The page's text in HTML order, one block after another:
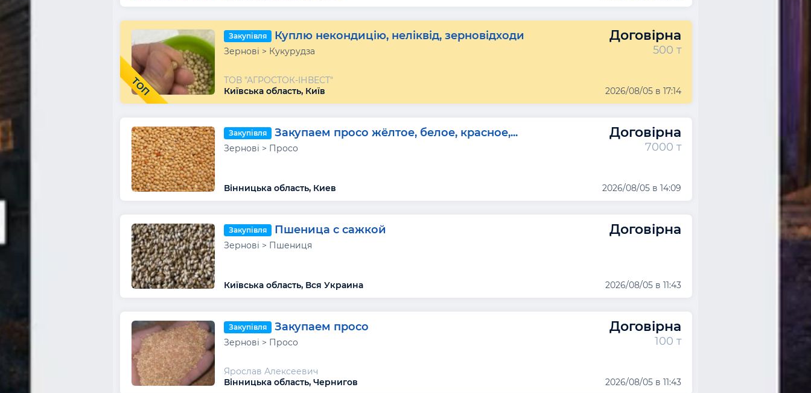
ТОП
Закупівля Куплю некондицію, неліквід, зерновідходи Договірна
Зернові > Кукурудза 500 т
ТОВ "АГРОСТОК-ІНВЕСТ"
Київська область, Київ
2026/08/05 в 17:14
Закупівля Закупаем просо жёлтое, белое, красное,... Договірна
Зернові > Просо 7000 т
Вінницька область, Киев 2026/08/05 в 14:09
Закупівля Пшеница с сажкой Договірна
Зернові > Пшениця
Київська область, Вся Украина 2026/08/05 в 11:43
Закупівля Закупаем просо Договірна
Зернові > Просо 100 т
Ярослав Алексеевич
Вінницька область, Чернигов
2026/08/05 в 11:43